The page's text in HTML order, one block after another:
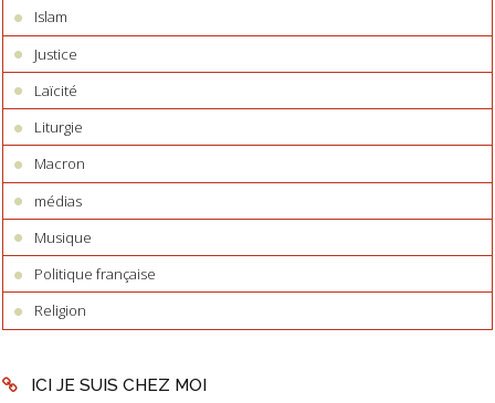
Islam
Justice
Laïcité
Liturgie
Macron
médias
Musique
Politique française
Religion
ICI JE SUIS CHEZ MOI